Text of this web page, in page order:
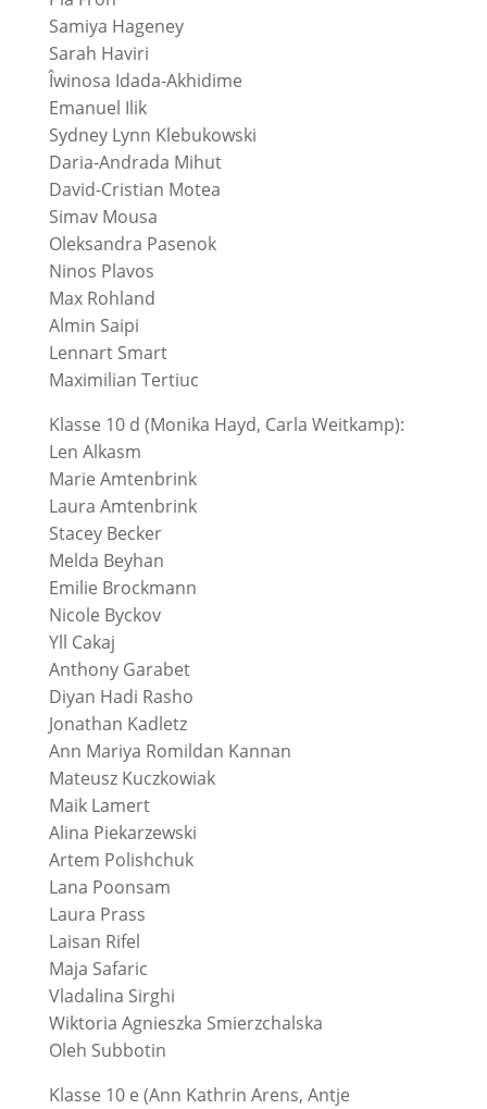
Samiya Hageney
Sarah Haviri
Îwinosa Idada-Akhidime
Emanuel Ilik
Sydney Lynn Klebukowski
Daria-Andrada Mihut
David-Cristian Motea
Simav Mousa
Oleksandra Pasenok
Ninos Plavos
Max Rohland
Almin Saipi
Lennart Smart
Maximilian Tertiuc
Klasse 10 d (Monika Hayd, Carla Weitkamp):
Len Alkasm
Marie Amtenbrink
Laura Amtenbrink
Stacey Becker
Melda Beyhan
Emilie Brockmann
Nicole Byckov
Yll Cakaj
Anthony Garabet
Diyan Hadi Rasho
Jonathan Kadletz
Ann Mariya Romildan Kannan
Mateusz Kuczkowiak
Maik Lamert
Alina Piekarzewski
Artem Polishchuk
Lana Poonsam
Laura Prass
Laisan Rifel
Maja Safaric
Vladalina Sirghi
Wiktoria Agnieszka Smierzchalska
Oleh Subbotin
Klasse 10 e (Ann Kathrin Arens, Antje